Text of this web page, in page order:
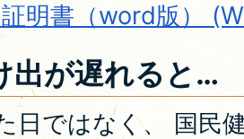
明書（word版）
出が遅れると…
日ではなく、 国民